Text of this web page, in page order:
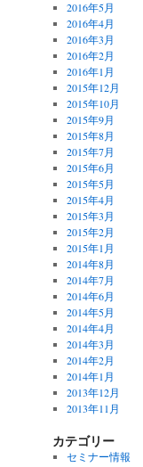
2016年5月
2016年4月
2016年3月
2016年2月
2016年1月
2015年12月
2015年10月
2015年9月
2015年8月
2015年7月
2015年6月
2015年5月
2015年4月
2015年3月
2015年2月
2015年1月
2014年8月
2014年7月
2014年6月
2014年5月
2014年4月
2014年3月
2014年2月
2014年1月
2013年12月
2013年11月
カテゴリー
セミナー情報